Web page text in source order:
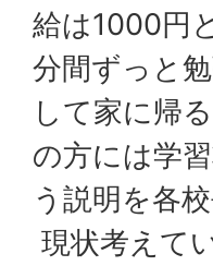
給は1000円
分間ずっと
して家に帰
の方には学
う説明を各
現状考えて